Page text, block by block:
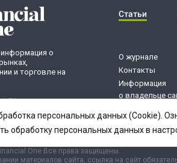
о
и торговле на
70
Статьи
О журнале
Контакты
Информация
о владельце
персональных
One Все права защищены.
материалов сайта, ссылка на сайт
персональных данных (Cookie).
обработку персональных данных в